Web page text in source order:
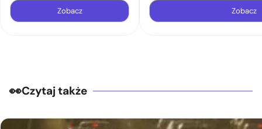
Zobacz Zobacz
Czytaj także